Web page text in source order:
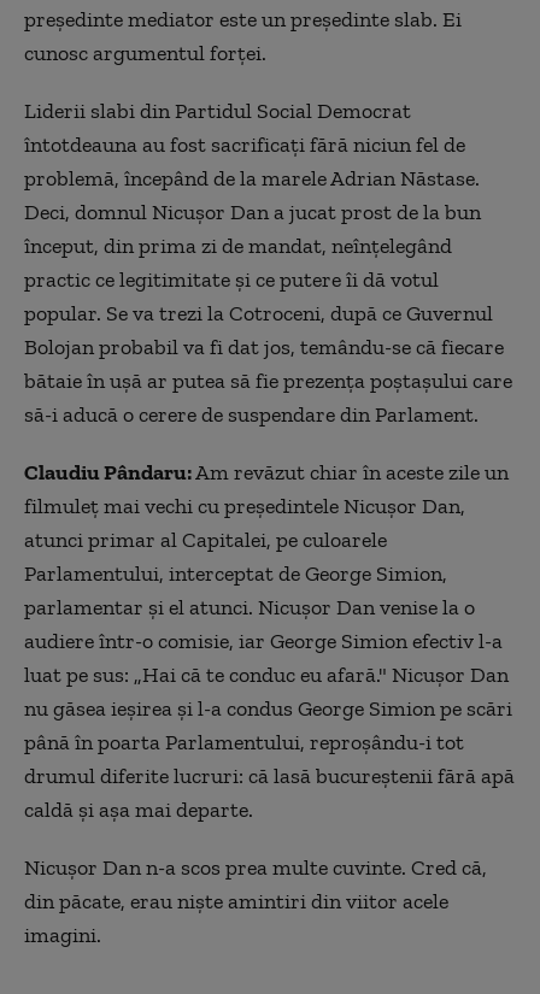
președinte mediator este un președinte slab. Ei
cunosc argumentul forței.
Liderii slabi din Partidul Social Democrat
întotdeauna au fost sacrificați fără niciun fel de
problemă, începând de la marele Adrian Năstase.
Deci, domnul Nicușor Dan a jucat prost de la bun
început, din prima zi de mandat, neînțelegând
practic ce legitimitate și ce putere îi dă votul
popular. Se va trezi la Cotroceni, după ce Guvernul
Bolojan probabil va fi dat jos, temându-se că fiecare
bătaie în ușă ar putea să fie prezența poștașului care
să-i aducă o cerere de suspendare din Parlament.
Claudiu Pândaru:Am revăzut chiar în aceste zile un
filmuleț mai vechi cu președintele Nicușor Dan,
atunci primar al Capitalei, pe culoarele
Parlamentului, interceptat de George Simion,
parlamentar și el atunci. Nicușor Dan venise la o
audiere într-o comisie, iar George Simion efectiv l-a
luat pe sus: „Hai că te conduc eu afară." Nicușor Dan
nu găsea ieșirea și l-a condus George Simion pe scări
până în poarta Parlamentului, reproșându-i tot
drumul diferite lucruri: că lasă bucureștenii fără apă
caldă și așa mai departe.
Nicușor Dan n-a scos prea multe cuvinte. Cred că,
din păcate, erau niște amintiri din viitor acele
imagini.